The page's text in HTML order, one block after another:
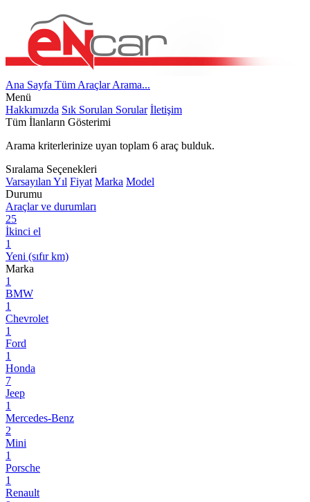
Ana Sayfa Tüm AraçlarArama...
Menü
Hakkımızda Sık Sorulan Sorular İletişim
Tüm İlanların Gösterimi
Arama kriterlerinize uyan toplam 6 araç bulduk.
Sıralama Seçenekleri
Varsayılan Yıl Fiyat Marka Model
Durumu
Araçlar ve durumları
25
İkinci el
1
Yeni (sıfır km)
Marka
1
BMW
1
Chevrolet
1
Ford
1
Honda
7
Jeep
1
Mercedes-Benz
2
Mini
1
Porsche
1
Renault